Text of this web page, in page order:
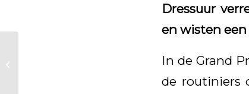
Dressuur
en wisten
In de Grand
de routiniers